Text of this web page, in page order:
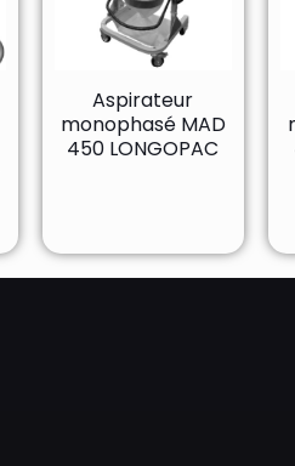
Aspirateur
monophasé MAD
450 LONGOPAC